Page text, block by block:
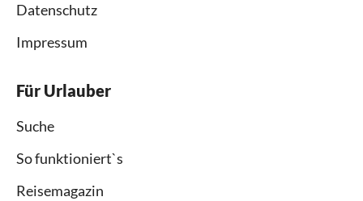
Datenschutz
Impressum
Für Urlauber
Suche
So funktioniert`s
Reisemagazin